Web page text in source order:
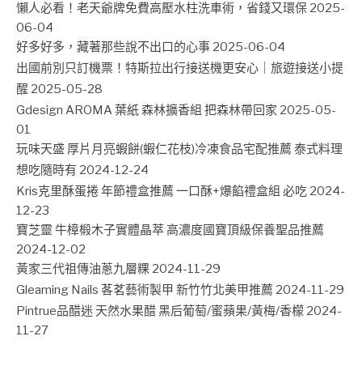
懶人必看！老天爺牌免費高壓水柱洗車術，省錢又環保 2025-
06-04
好多好多，藏著那些說不出口的心事 2025-06-04
出國前別只訂機票！特斯拉出行接送機更安心｜旅遊接送小提
醒 2025-05-28
Gdesign AROMA 葉紙 森林擴香組 把森林帶回家 2025-05-
01
玩味天盛 厚片月亮蝦餅(蝦仁花枝)冷凍食品宅配推薦 泰式料理
想吃隨時有 2024-12-24
Kris克里酥蛋捲 年節禮盒推薦 一口酥+爆餡禮盒組 必吃 2024-
12-23
寶芝靈 牛樟椴木子實體晶萃 高濃度國寶頂級保養聖品推薦
2024-12-02
黃家三代祖傳油蔥九層粿 2024-11-29
Gleaming Nails 茖茗藝術製甲 新竹竹北美甲推薦 2024-11-29
Pintrue品醋迷 天然水果醋 黑后葡萄/蜜蘋果/黃梅/香檬 2024-
11-27